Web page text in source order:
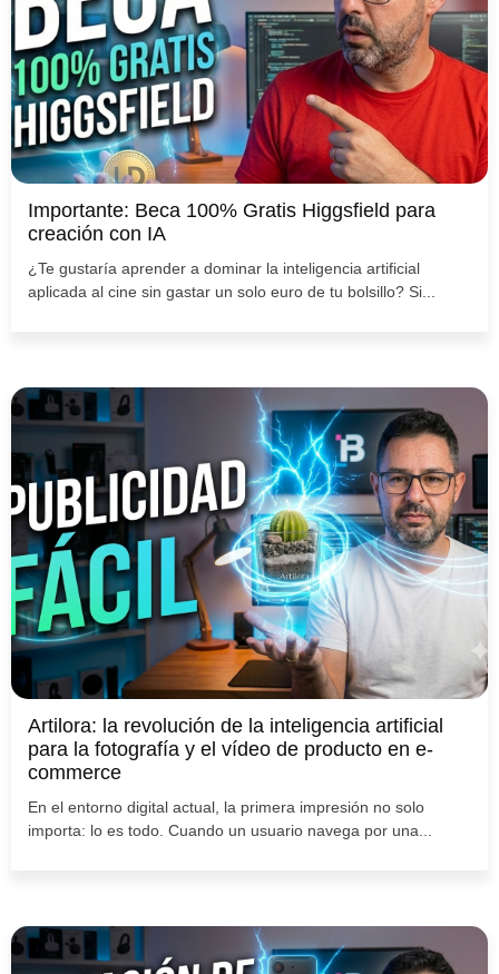
Importante: Beca 100% Gratis Higgsfield para
creación con IA
¿Te gustaría aprender a dominar la inteligencia artificial
aplicada al cine sin gastar un solo euro de tu bolsillo? Si...
Artilora: la revolución de la inteligencia artificial
para la fotografía y el vídeo de producto en e-
commerce
En el entorno digital actual, la primera impresión no solo
importa: lo es todo. Cuando un usuario navega por una...